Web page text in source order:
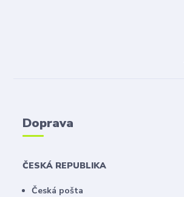
Doprava
ČESKÁ REPUBLIKA
Česká pošta